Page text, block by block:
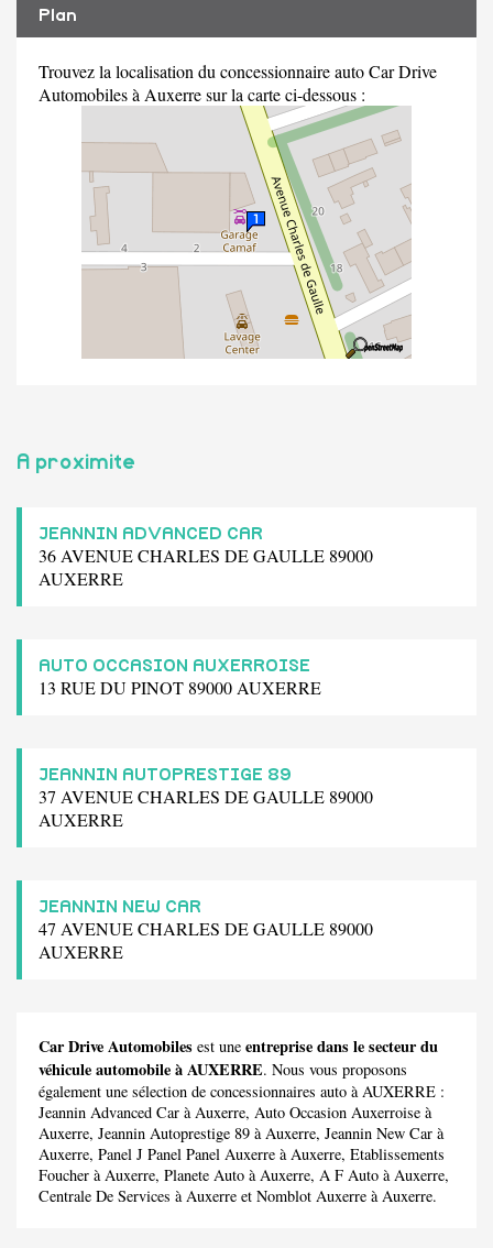
Plan
Trouvez la localisation du concessionnaire auto Car Drive
Automobiles à Auxerre sur la carte ci-dessous :
A proximite
JEANNIN ADVANCED CAR
36 AVENUE CHARLES DE GAULLE 89000
AUXERRE
AUTO OCCASION AUXERROISE
13 RUE DU PINOT 89000 AUXERRE
JEANNIN AUTOPRESTIGE 89
37 AVENUE CHARLES DE GAULLE 89000
AUXERRE
JEANNIN NEW CAR
47 AVENUE CHARLES DE GAULLE 89000
AUXERRE
Car Drive Automobiles est une entreprise dans le secteur du
véhicule automobile à AUXERRE. Nous vous proposons
également une sélection de concessionnaires auto à AUXERRE :
Jeannin Advanced Car à Auxerre, Auto Occasion Auxerroise à
Auxerre, Jeannin Autoprestige 89 à Auxerre, Jeannin New Car à
Auxerre, Panel J Panel Panel Auxerre à Auxerre, Etablissements
Foucher à Auxerre, Planete Auto à Auxerre, A F Auto à Auxerre,
Centrale De Services à Auxerre et Nomblot Auxerre à Auxerre.